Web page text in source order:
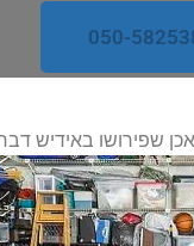
050-
שפירושו באידיש